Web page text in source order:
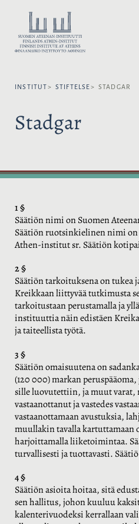
å
J
R
INSTITUT STIFTELSE STADGAR
Stadgar
1 §
Säätiön nimi on Suomen
Säätiön ruotsinkielinen nimi
Athen-institut sr. Säätiön
2 §
Säätiön tarkoituksena on tukea
Kreikkaan liittyvää tutkimusta
tarkoitustaan perustamalla ja
instituuttia näin edistäen
ja taiteellista työtä.
3 §
Säätiön omaisuutena on
(120 000) markan
sille luovutettiin, ja muut varat,
vastaanottanut ja vastedes
vastaanottamaan avustuksia,
muullakin tavalla kartuttamaan
harjoittamalla liiketoimintaa.
turvallisesti ja tuottavasti.
4 §
Säätiön asioita hoitaa, sitä
sen hallitus, johon kuuluu
kalenterivuodeksi kerrallaan